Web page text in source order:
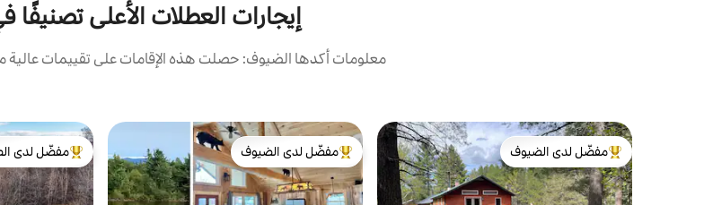
إيجارات العطلات الأعلى
معلومات أكدها الضيوف: حصلت هذه الإقامات على تقييمات عالية
من أبرز البيوت المفضّلة لدى الضيوف
مفضّل لدى الضيوف
من أبرز البيوت المفضّلة لدى الضيوف
مفضّل لدى الضيوف
من أبرز
مفضّل لدى